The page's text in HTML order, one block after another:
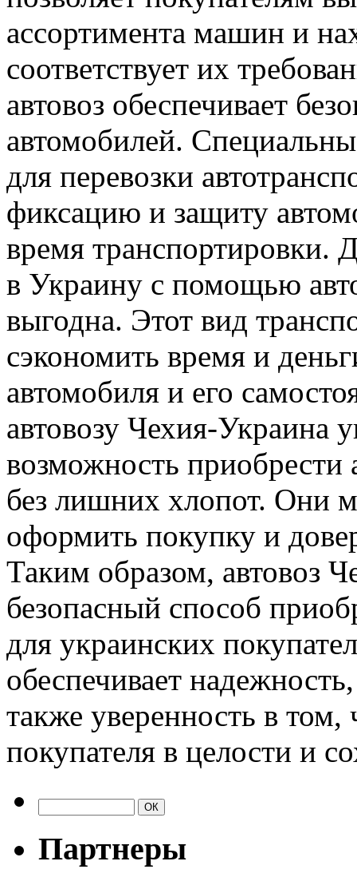
ассортимента машин и
соответствует их
автовоз обеспечивает
автомобилей.
для перевозки
фиксацию и защиту
время транспортировки.
в Украину с помощью
выгодна. Этот вид
сэкономить время и
автомобиля и его
автовозу Чехия-Украина
возможность
без лишних хлопот. Они
оформить покупку и
Таким образом, автовоз
безопасный способ
для украинских
обеспечивает
также уверенность в
покупателя в целости и
Партнеры